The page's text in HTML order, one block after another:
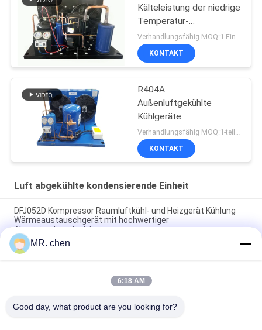
Kälteleistung der niedrige
Temperatur-
kondensierende Einheits-
3.75KW
Verhandlungsfähig MOQ:1 Einheit/Einheiten
KONTAKT
R404A
Außenluftgekühlte
Kühlgeräte
Verhandlungsfähig MOQ:1-teilig/Stücke
KONTAKT
Luft abgekühlte kondensierende Einheit
DFJ052D Kompressor Raumluftkühl- und Heizgerät Kühlung
Wärmeaustauschgerät mit hochwertiger
Aluminiumbeschichtung
KUBD-3501-4D Neuer Zustand Kleiner Verdunstungsluftkühler
Hersteller Hergestellt in China Kühl-Wärmetauscher
DFA052D Kühl- und Wärmeaustauschteile für Kühlräume und
MR. chen
6:18 AM
Good day, what product are you looking for?